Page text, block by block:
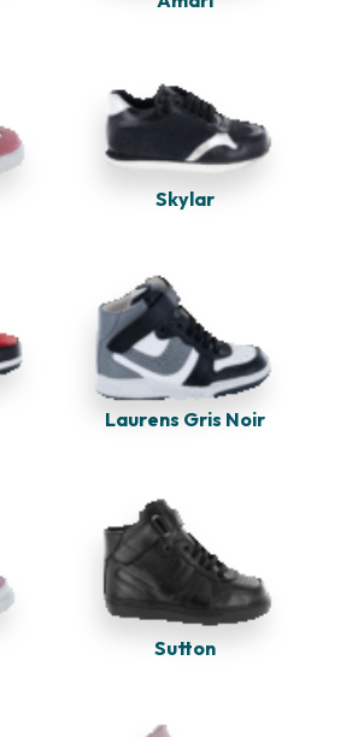
Skylar
Laurens Gris Noir
Sutton